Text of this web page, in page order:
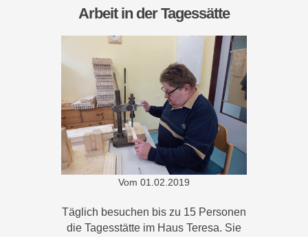
Arbeit in der Tagessätte
Vom 01.02.2019
Täglich besuchen bis zu 15 Personen
die Tagesstätte im Haus Teresa. Sie